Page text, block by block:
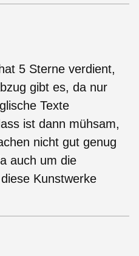
5 Sterne verdient,
gibt es, da nur
Texte
ist dann mühsam,
nicht gut genug
auch um die
Kunstwerke